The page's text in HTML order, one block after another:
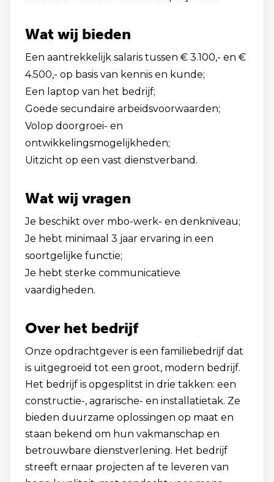
Wat wij bieden
Een aantrekkelijk salaris tussen € 3.100,- en €
4.500,- op basis van kennis en kunde;
Een laptop van het bedrijf;
Goede secundaire arbeidsvoorwaarden;
Volop doorgroei- en
ontwikkelingsmogelijkheden;
Uitzicht op een vast dienstverband.
Wat wij vragen
Je beschikt over mbo-werk- en denkniveau;
Je hebt minimaal 3 jaar ervaring in een
soortgelijke functie;
Je hebt sterke communicatieve
vaardigheden.
Over het bedrijf
Onze opdrachtgever is een familiebedrijf dat
is uitgegroeid tot een groot, modern bedrijf.
Het bedrijf is opgesplitst in drie takken: een
constructie-, agrarische- en installatietak. Ze
bieden duurzame oplossingen op maat en
staan bekend om hun vakmanschap en
betrouwbare dienstverlening. Het bedrijf
streeft ernaar projecten af te leveren van